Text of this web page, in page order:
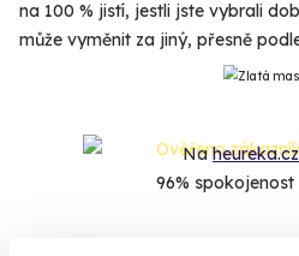
na 100 % jistí, jestli jste vybrali
může vyměnit za jiný, přesně
Naheureka.cz
96% spokojenost